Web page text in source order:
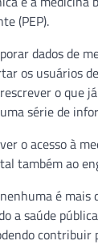
(PEP).
dados de
os usuários
o que
série de
o acesso à
também ao
é
a saúde
contribuir